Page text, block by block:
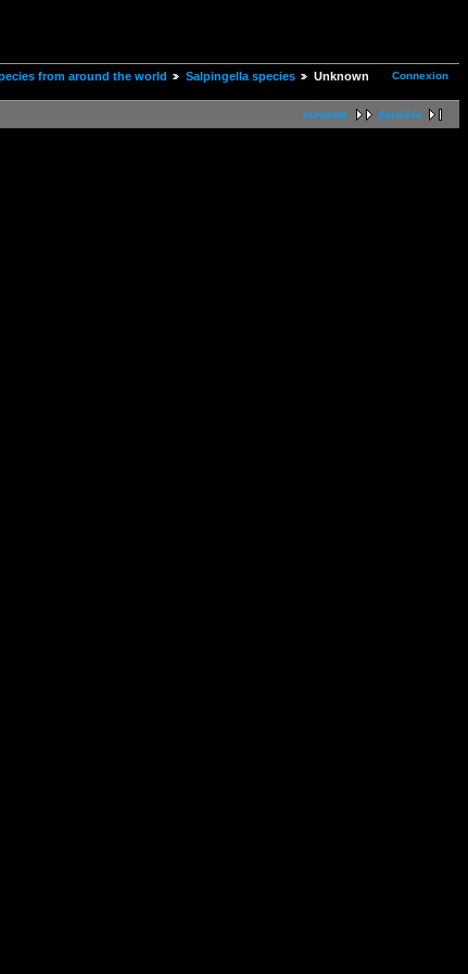
Connexion
from around the world Salpingella species
Unknown
suivante dernière